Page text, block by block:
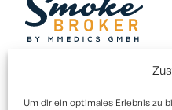
Um dir ein optimales Erlebnis zu